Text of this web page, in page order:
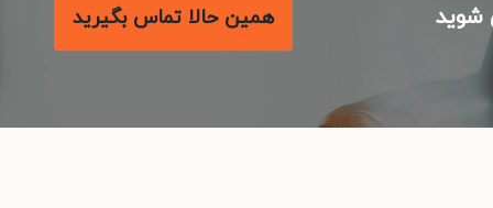
همین حالا تماس بگیرید